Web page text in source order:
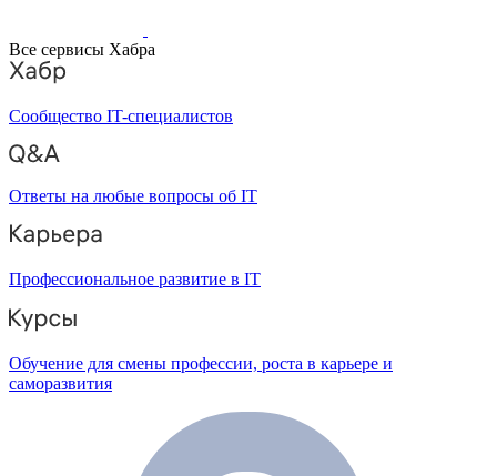
Все сервисы Хабра
Сообщество IT-специалистов
Ответы на любые вопросы об IT
Профессиональное развитие в IT
Обучение для смены профессии, роста в карьере и
саморазвития